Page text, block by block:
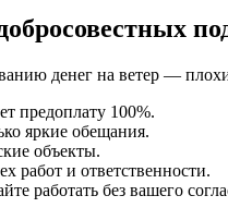
денег на ветер —
предоплату 100%.
яркие обещания.
объекты.
работ и ответственности.
работать без вашего